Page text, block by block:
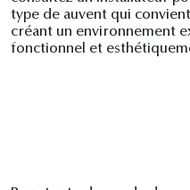
type de auvent qui
créant un environnement
fonctionnel et